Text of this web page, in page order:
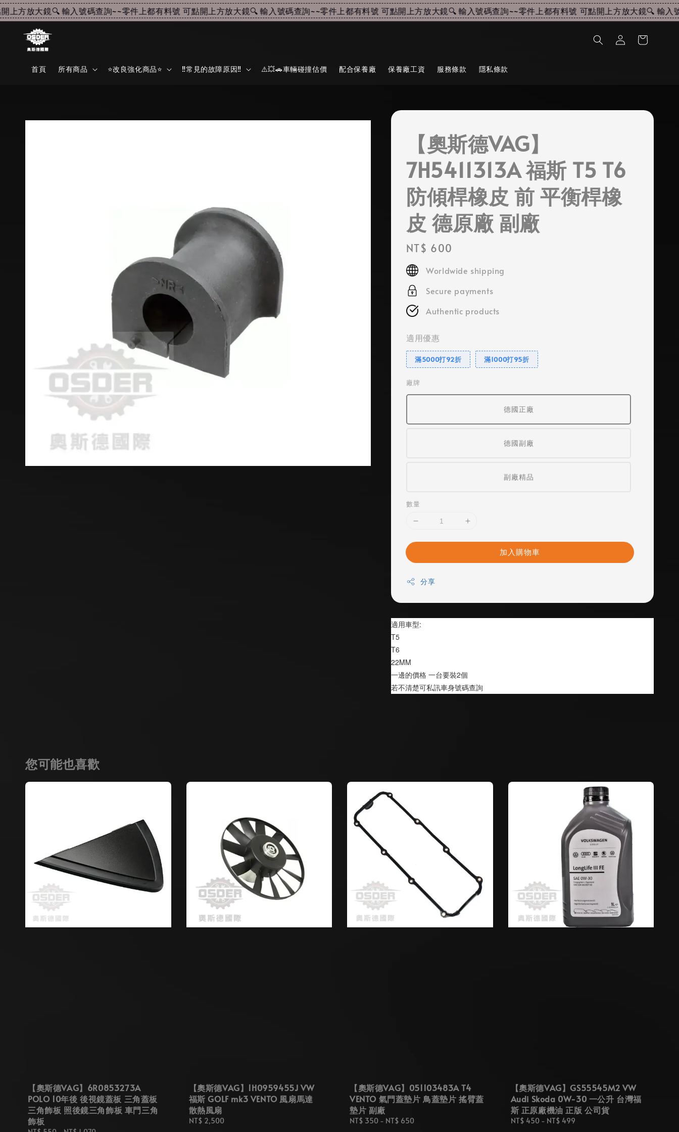
方放大鏡🔍 輸入號碼查詢~~零件上都有料號 可點開上方放大鏡🔍 輸入號碼查詢~~零件上都有料號 可點開上方放大鏡🔍 輸入號碼查詢~~零件上都有料號 可點開上方放大鏡🔍 輸入號
首頁 所有商品 ⭐改良強化商品⭐ ‼️常見的故障原因‼️ ⚠️💥🚗車輛碰撞估價 配合保養廠 保養廠工資 服務條款 隱私條款
【奧斯德VAG】
7H5411313A 福斯 T5 T6
防傾桿橡皮 前 平衡桿橡
皮 德原廠 副廠
Regular
price
NT$ 600
Worldwide shipping
Secure payments
Authentic products
適用優惠
滿5000打92折 滿1000打95折
廠牌
德國正廠
德國副廠
副廠精品
數量
加入購物車
分享
適用車型:
T5
T6
22MM
一邊的價格 一台要裝2個
若不清楚可私訊車身號碼查詢
您可能也喜歡
【奧斯德VAG】6R0853273A
POLO 10年後 後視鏡蓋板 三角蓋板
三角飾板 照後鏡三角飾板 車門三角
飾板
【奧斯德VAG】1H0959455J VW
福斯 GOLF mk3 VENTO 風扇馬達
散熱風扇
Regular
NT$ 2,500
【奧斯德VAG】051103483A T4
VENTO 氣門蓋墊片 鳥蓋墊片 搖臂蓋
墊片 副廠
Regular
NT$ 350 - NT$ 650
【奧斯德VAG】GS55545M2 VW
Audi Skoda 0W-30 一公升 台灣福
斯 正原廠機油 正版 公司貨
Regular
NT$ 450- NT$ 499